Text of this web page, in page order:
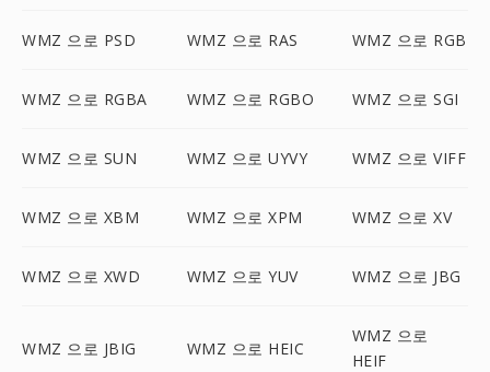
WMZ 으로 PSD WMZ 으로 RAS WMZ 으로 RGB
WMZ 으로 RGBA WMZ 으로 RGBO WMZ 으로 SGI
WMZ 으로 SUN WMZ 으로 UYVY WMZ 으로 VIFF
WMZ 으로 XBM WMZ 으로 XPM WMZ 으로 XV
WMZ 으로 XWD WMZ 으로 YUV WMZ 으로 JBG
WMZ 으로 JBIG WMZ 으로 HEIC
WMZ 으로
HEIF